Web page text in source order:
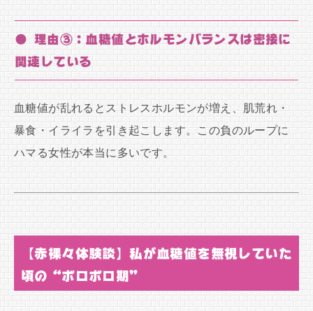
● 理由③：血糖値とホルモンバランスは密接に
関連している
血糖値が乱れるとストレスホルモンが増え、肌荒れ・
暴食・イライラを引き起こします。この負のループに
ハマる女性が本当に多いです。
【赤裸々体験談】私が血糖値を無視していた
頃の“ボロボロ期”